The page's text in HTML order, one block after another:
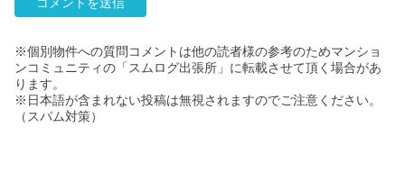
※個別物件への質問コメントは他の読者様の参考のためマンショ
ンコミュニティの「スムログ出張所」に転載させて頂く場合があ
ります。
※日本語が含まれない投稿は無視されますのでご注意ください。
（スパム対策）